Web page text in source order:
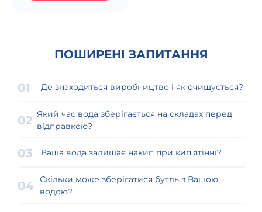
ПОШИРЕНІ ЗАПИТАННЯ
Де знаходиться виробництво і як очищується?
Який час вода зберігається на складах перед
відправкою?
Ваша вода залишає накип при кип'ятінні?
Скільки може зберігатися бутль з Вашою
водою?